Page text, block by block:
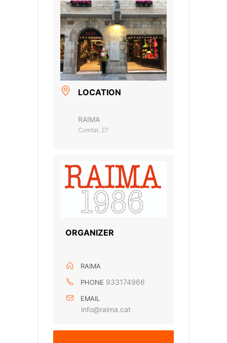
LOCATION
RAIMA
Comtal, 27
ORGANIZER
RAIMA
PHONE 933174966
EMAIL
info@raima.cat